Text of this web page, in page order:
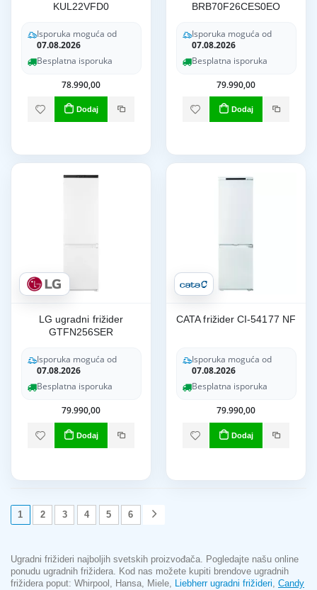
KUL22VFD0
Isporuka moguća od
07.08.2026
Besplatna isporuka
78.990,00
Dodaj
BRB70F26CES0EO
Isporuka moguća od
07.08.2026
Besplatna isporuka
79.990,00
Dodaj
LG ugradni frižider
GTFN256SER
Isporuka moguća od
07.08.2026
Besplatna isporuka
79.990,00
Dodaj
CATA frižider CI-54177 NF
Isporuka moguća od
07.08.2026
Besplatna isporuka
79.990,00
Dodaj
1 2 3 4 5 6
Ugradni frižideri najboljih svetskih proizvođača. Pogledajte našu online
ponudu ugradnih frižidera. Kod nas možete kupiti brendove ugradnih
frižidera poput: Whirpool, Hansa, Miele, Liebherr ugradni frižideri, Candy